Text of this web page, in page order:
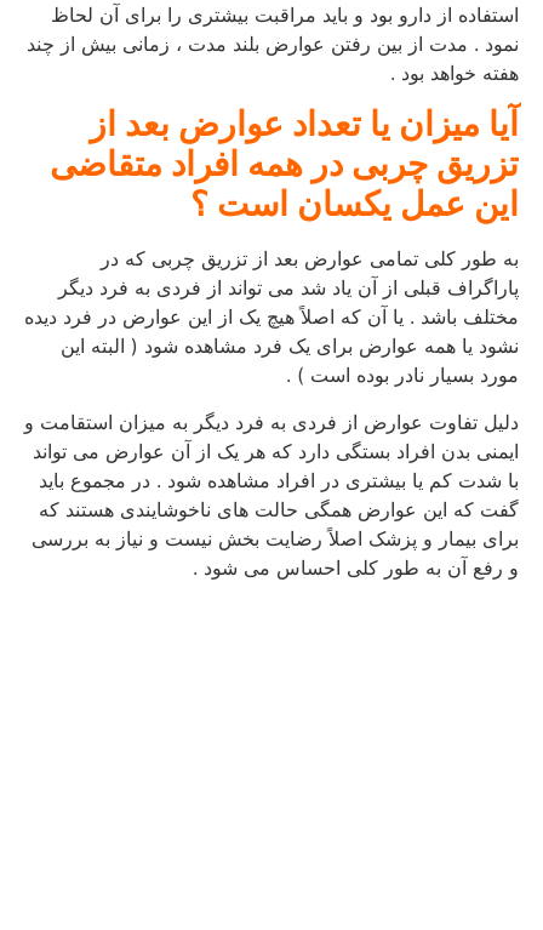
استفاده از دارو بود و باید مراقبت بیشتری را برای آن لحاظ
نمود . مدت از بین رفتن عوارض بلند مدت ، زمانی بیش از چند
هفته خواهد بود .
آیا میزان یا تعداد عوارض بعد از
تزریق چربی در همه افراد متقاضی
این عمل یکسان است ؟
به طور کلی تمامی عوارض بعد از تزریق چربی که در
پاراگراف قبلی از آن یاد شد می تواند از فردی به فرد دیگر
مختلف باشد . یا آن که اصلاً هیچ یک از این عوارض در فرد دیده
نشود یا همه عوارض برای یک فرد مشاهده شود ( البته این
مورد بسیار نادر بوده است ) .
دلیل تفاوت عوارض از فردی به فرد دیگر به میزان استقامت و
ایمنی بدن افراد بستگی دارد که هر یک از آن عوارض می تواند
با شدت کم یا بیشتری در افراد مشاهده شود . در مجموع باید
گفت که این عوارض همگی حالت های ناخوشایندی هستند که
برای بیمار و پزشک اصلاً رضایت بخش نیست و نیاز به بررسی
و رفع آن به طور کلی احساس می شود .